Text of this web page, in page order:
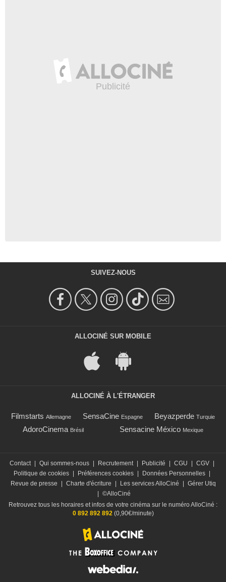
SUIVEZ-NOUS
ALLOCINÉ SUR MOBILE
ALLOCINÉ À L'ÉTRANGER
Filmstarts Allemagne SensaCine Espagne Beyazperde Turquie
AdoroCinema Brésil Sensacine México Mexique
Contact Qui sommes-nous Recrutement Publicité CGU CGV
Politique de cookies
Préférences cookies Données Personnelles
Revue de presse
Charte d'écriture Les services AlloCiné
Gérer Utiq
©AlloCiné
Retrouvez tous les horaires et infos de votre cinéma sur le numéro AlloCiné :
0 892 892 892(0,90€/minute)